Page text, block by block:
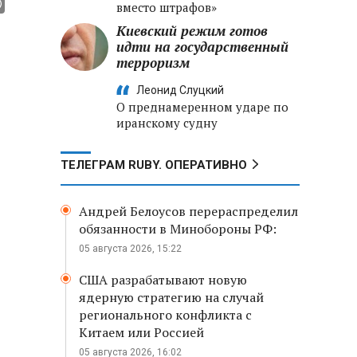
вместо штрафов»
Киевский режим готов
идти на государственный
терроризм
Леонид Слуцкий
О преднамеренном ударе по
иранскому судну
ТЕЛЕГРАМ RUBY. ОПЕРАТИВНО
Андрей Белоусов перераспределил
обязанности в Минобороны РФ:
05 августа 2026, 15:22
США разрабатывают новую
ядерную стратегию на случай
регионального конфликта с
Китаем или Россией
05 августа 2026, 16:02